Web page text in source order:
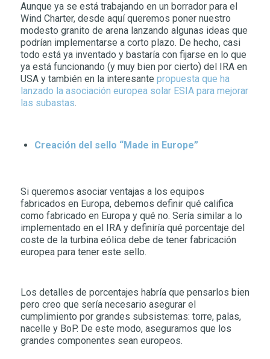
Aunque ya se está trabajando en un borrador para el
Wind Charter, desde aquí queremos poner nuestro
modesto granito de arena lanzando algunas ideas que
podrían implementarse a corto plazo. De hecho, casi
todo está ya inventado y bastaría con fijarse en lo que
ya está funcionando (y muy bien por cierto) del IRA en
USA y también en la interesante propuesta que ha
lanzado la asociación europea solar ESIA para mejorar
las subastas.
Creación del sello “Made in Europe”
Si queremos asociar ventajas a los equipos
fabricados en Europa, debemos definir qué califica
como fabricado en Europa y qué no. Sería similar a lo
implementado en el IRA y definiría qué porcentaje del
coste de la turbina eólica debe de tener fabricación
europea para tener este sello.
Los detalles de porcentajes habría que pensarlos bien
pero creo que sería necesario asegurar el
cumplimiento por grandes subsistemas: torre, palas,
nacelle y BoP. De este modo, aseguramos que los
grandes componentes sean europeos.